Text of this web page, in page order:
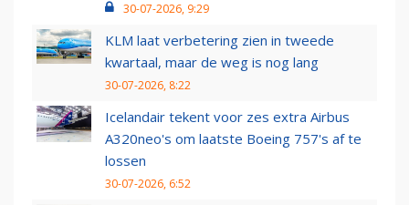
30-07-2026, 9:29
KLM laat verbetering zien in tweede
kwartaal, maar de weg is nog lang
30-07-2026, 8:22
Icelandair tekent voor zes extra Airbus
A320neo's om laatste Boeing 757's af te
lossen
30-07-2026, 6:52